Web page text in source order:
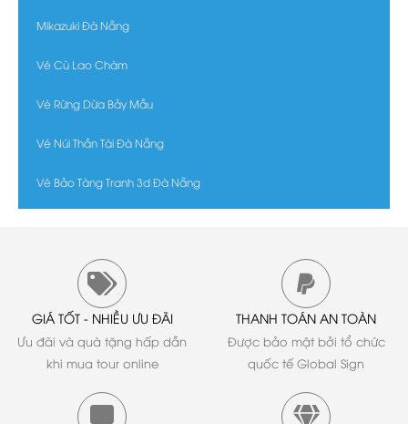
Mikazuki Đà Nẵng
Vé Cù Lao Chàm
Vé Rừng Dừa Bảy Mẫu
Vé Núi Thần Tài Đà Nẵng
Vé Bảo Tàng Tranh 3d Đà Nẵng
GIÁ TỐT - NHIỀU ƯU ĐÃI
Ưu đãi và quà tặng hấp dẫn
khi mua tour online
THANH TOÁN AN TOÀN
Được bảo mật bởi tổ chức
quốc tế Global Sign